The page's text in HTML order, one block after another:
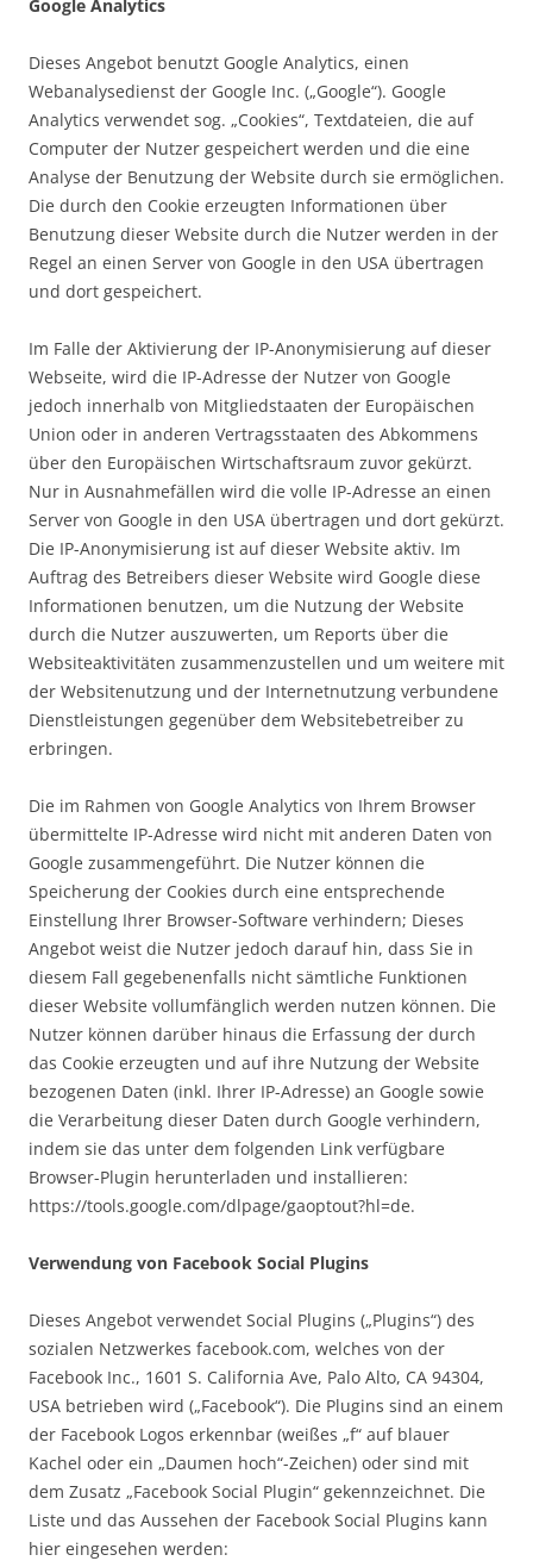
Google Analytics
Dieses Angebot benutzt Google Analytics, einen
Webanalysedienst der Google Inc. („Google“). Google
Analytics verwendet sog. „Cookies“, Textdateien, die auf
Computer der Nutzer gespeichert werden und die eine
Analyse der Benutzung der Website durch sie ermöglichen.
Die durch den Cookie erzeugten Informationen über
Benutzung dieser Website durch die Nutzer werden in der
Regel an einen Server von Google in den USA übertragen
und dort gespeichert.
Im Falle der Aktivierung der IP-Anonymisierung auf dieser
Webseite, wird die IP-Adresse der Nutzer von Google
jedoch innerhalb von Mitgliedstaaten der Europäischen
Union oder in anderen Vertragsstaaten des Abkommens
über den Europäischen Wirtschaftsraum zuvor gekürzt.
Nur in Ausnahmefällen wird die volle IP-Adresse an einen
Server von Google in den USA übertragen und dort gekürzt.
Die IP-Anonymisierung ist auf dieser Website aktiv. Im
Auftrag des Betreibers dieser Website wird Google diese
Informationen benutzen, um die Nutzung der Website
durch die Nutzer auszuwerten, um Reports über die
Websiteaktivitäten zusammenzustellen und um weitere mit
der Websitenutzung und der Internetnutzung verbundene
Dienstleistungen gegenüber dem Websitebetreiber zu
erbringen.
Die im Rahmen von Google Analytics von Ihrem Browser
übermittelte IP-Adresse wird nicht mit anderen Daten von
Google zusammengeführt. Die Nutzer können die
Speicherung der Cookies durch eine entsprechende
Einstellung Ihrer Browser-Software verhindern; Dieses
Angebot weist die Nutzer jedoch darauf hin, dass Sie in
diesem Fall gegebenenfalls nicht sämtliche Funktionen
dieser Website vollumfänglich werden nutzen können. Die
Nutzer können darüber hinaus die Erfassung der durch
das Cookie erzeugten und auf ihre Nutzung der Website
bezogenen Daten (inkl. Ihrer IP-Adresse) an Google sowie
die Verarbeitung dieser Daten durch Google verhindern,
indem sie das unter dem folgenden Link verfügbare
Browser-Plugin herunterladen und installieren:
https://tools.google.com/dlpage/gaoptout?hl=de.
Verwendung von Facebook Social Plugins
Dieses Angebot verwendet Social Plugins („Plugins“) des
sozialen Netzwerkes facebook.com, welches von der
Facebook Inc., 1601 S. California Ave, Palo Alto, CA 94304,
USA betrieben wird („Facebook“). Die Plugins sind an einem
der Facebook Logos erkennbar (weißes „f“ auf blauer
Kachel oder ein „Daumen hoch“-Zeichen) oder sind mit
dem Zusatz „Facebook Social Plugin“ gekennzeichnet. Die
Liste und das Aussehen der Facebook Social Plugins kann
hier eingesehen werden: